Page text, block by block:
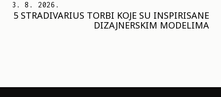
3. 8. 2026.
5 STRADIVARIUS TORBI KOJE SU INSPIRISANE
DIZAJNERSKIM MODELIMA